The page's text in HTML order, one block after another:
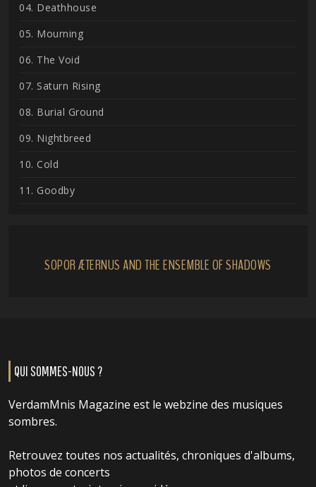
04. Deathhouse
05. Mourning
06. The Void
07. Saturn Rising
08. Burial Ground
09. Nightbreed
10. Cold
11. Goodby
SOPOR ÆTERNUS AND THE ENSEMBLE OF SHADOWS
QUI SOMMES-NOUS ?
VerdamMnis Magazine est le webzine des musiques
sombres.
Retrouvez toutes nos actualités, chroniques d'albums,
photos de concerts